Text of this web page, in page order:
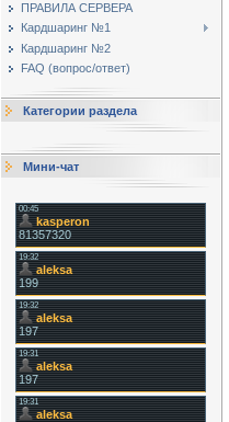
ПРАВИЛА СЕРВЕРА
Кардшаринг №1
Кардшаринг №2
FAQ (вопрос/ответ)
Категории раздела
Мини-чат